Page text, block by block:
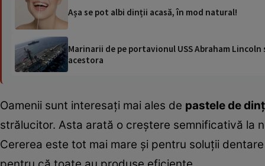
Așa se pot albi dinții acasă, în mod natural!
Marinarii de pe portavionul USS Abraham
acestora
Oamenii sunt interesați mai ales de pastele de
strălucitor. Asta arată o creștere semnificativă la
Cererea este tot mai mare și pentru soluții